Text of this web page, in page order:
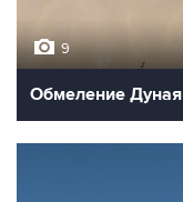
9
Обмеление Дуная